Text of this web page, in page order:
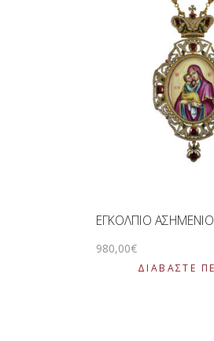
ΕΓΚΟΛΠΙΟ ΑΣΗΜΕΝΙΟ
980,00€
ΔΙΑΒΆΣΤΕ